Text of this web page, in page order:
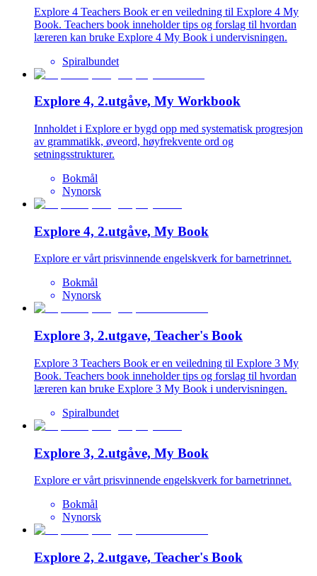
Explore 4 Teachers Book er en veiledning til Explore 4 My
Book. Teachers book inneholder tips og forslag til hvordan
læreren kan bruke Explore 4 My Book i undervisningen.
Spiralbundet
Explore 4, 2.utgåve, My Workbook
Innholdet i Explore er bygd opp med systematisk progresjon
av grammatikk, øveord, høyfrekvente ord og
setningsstrukturer.
Bokmål
Nynorsk
Explore 4, 2.utgåve, My Book
Explore er vårt prisvinnende engelskverk for barnetrinnet.
Bokmål
Nynorsk
Explore 3, 2.utgave, Teacher's Book
Explore 3 Teachers Book er en veiledning til Explore 3 My
Book. Teachers book inneholder tips og forslag til hvordan
læreren kan bruke Explore 3 My Book i undervisningen.
Spiralbundet
Explore 3, 2.utgåve, My Book
Explore er vårt prisvinnende engelskverk for barnetrinnet.
Bokmål
Nynorsk
Explore 2, 2.utgave, Teacher's Book